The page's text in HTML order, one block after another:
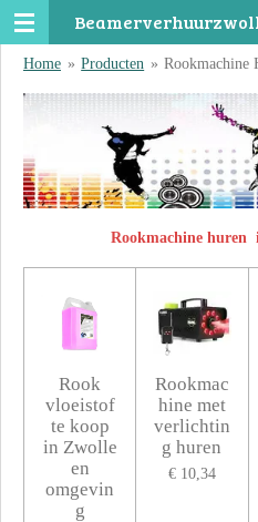
Ga
hoofdinhoud
Home » Producten » Rookmachine
Rookmachine huren
Rook
vloeistof
te koop
in Zwolle
en
omgevin
g
Rookmac
hine met
verlichtin
g huren
€ 10,34